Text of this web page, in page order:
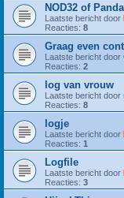
NOD32 of
Laatste bericht door
Reacties: 8
Graag even
Laatste bericht door
Reacties: 2
log van vrouw
Laatste bericht door
Reacties: 8
logje
Laatste bericht door
Reacties: 1
Logfile
Laatste bericht door
Reacties: 3